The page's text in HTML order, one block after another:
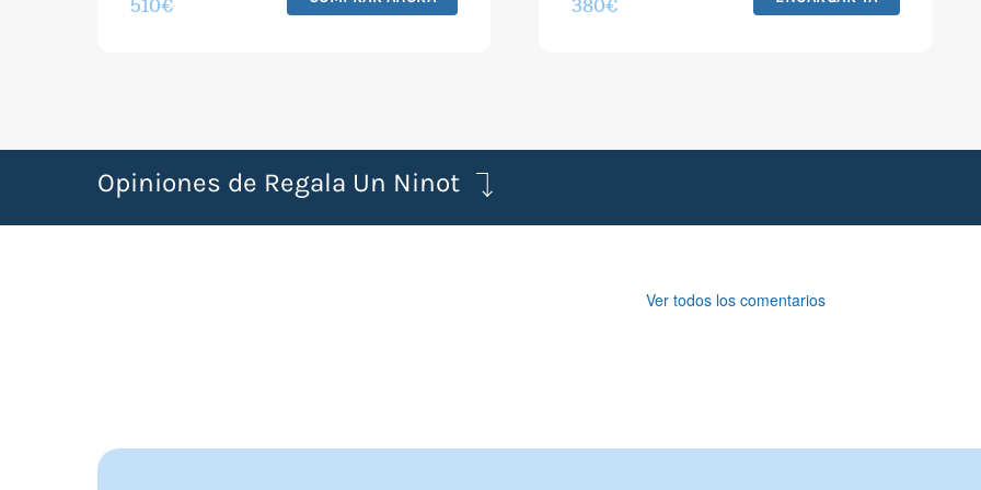
510€ 380€
Opiniones de Regala Un Ninot
Ver todos los comentarios